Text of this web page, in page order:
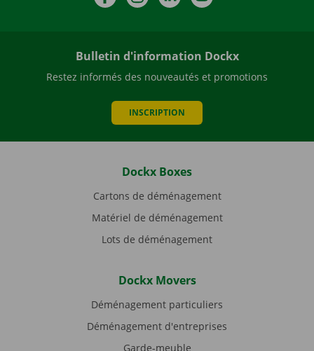
Bulletin d'information Dockx
Restez informés des nouveautés et promotions
INSCRIPTION
Dockx Boxes
Cartons de déménagement
Matériel de déménagement
Lots de déménagement
Dockx Movers
Déménagement particuliers
Déménagement d'entreprises
Garde-meuble